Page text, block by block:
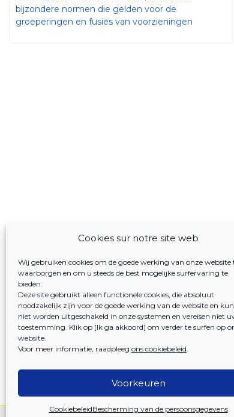
Cookies sur notre site web
Wij gebruiken cookies om de goede werking van onze website
waarborgen en om u steeds de best mogelijke surfervaring te
bieden.
Deze site gebruikt alleen functionele cookies, die absoluut
noodzakelijk zijn voor de goede werking van de website en
niet worden uitgeschakeld in onze systemen en vereisen niet
toestemming. Klik op [Ik ga akkoord] om verder te surfen op
website.
Voor meer informatie, raadpleeg ons cookiebeleid.
Voorkeuren
CookiebeleidBescherming van de persoonsgegevens
bijzondere normen die gelden voor de
groeperingen en fusies van voorzieningen